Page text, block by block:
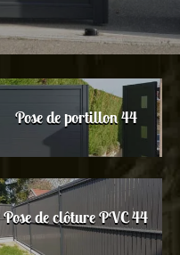
Pose de portillon 44
Pose de clôture PVC 44